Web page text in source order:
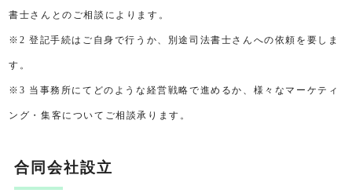
書士さんとのご相談によります。
※2 登記手続はご自身で行うか、別途司法書士さんへの依頼を要しま
す。
※3 当事務所にてどのような経営戦略で進めるか、様々なマーケティ
ング・集客についてご相談承ります。
合同会社設立